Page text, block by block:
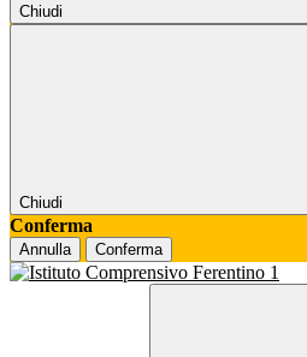
Chiudi
Chiudi
Conferma
Annulla Conferma